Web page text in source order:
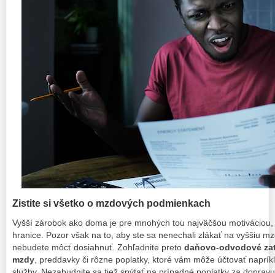
Zistite si všetko o mzdových podmienkach
Vyšší zárobok ako doma je pre mnohých tou najväčšou
hranice. Pozor však na to, aby ste sa nenechali zlákať na vyššiu
nebudete môcť dosiahnuť. Zohľadnite preto daňovo-odvodové
mzdy, preddavky či rôzne poplatky, ktoré vám môže účtovať